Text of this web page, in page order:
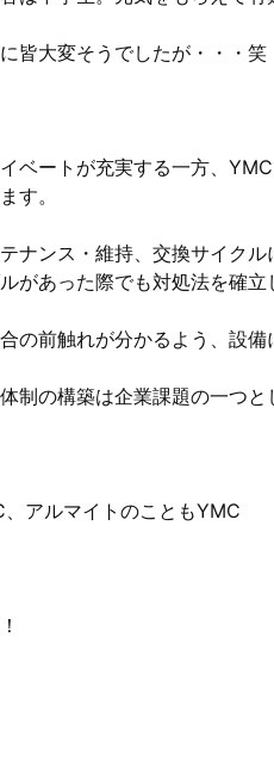
皆大変そうでしたが・・・笑
ベートが充実する一方、
す。
ナンス・維持、交換サイク
があった際でも対処法を確
の前触れが分かるよう、設備
制の構築は企業課題の一つと
アルマイトのこともYMC